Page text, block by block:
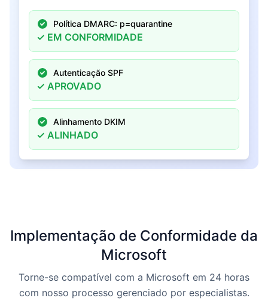
Política DMARC: p=quarantine
✓ EM CONFORMIDADE
Autenticação SPF
✓ APROVADO
Alinhamento DKIM
✓ ALINHADO
Implementação de Conformidade da
Microsoft
Torne-se compatível com a Microsoft em 24 horas
com nosso processo gerenciado por especialistas.